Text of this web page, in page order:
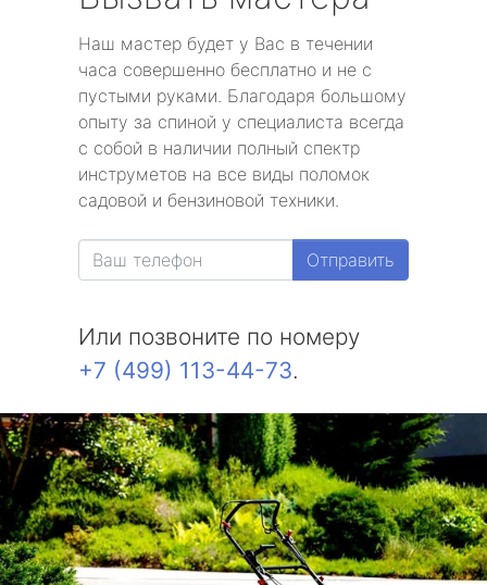
Наш мастер будет у Вас в течении
часа совершенно бесплатно и не с
пустыми руками. Благодаря большому
опыту за спиной у специалиста всегда
с собой в наличии полный спектр
инструметов на все виды поломок
садовой и бензиновой техники.
Отправить
Или позвоните по номеру
+7 (499) 113-44-73.